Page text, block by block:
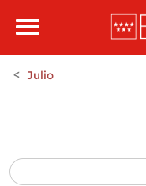
Toggle
Julio